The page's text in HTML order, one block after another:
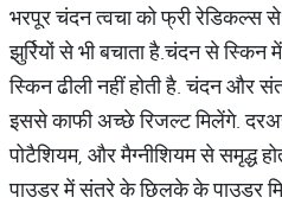
भरपूर चंदन त्वचा को फ्री रेडिकल्स
झुर्रियों से भी बचाता है.चंदन से स्किन
स्किन ढीली नहीं होती है. चंदन और
इससे काफी अच्छे रिजल्ट मिलेंगे.
पोटैशियम, और मैग्नीशियम से समृद्ध
पाउडर में संतरे के छिलके के पाउडर